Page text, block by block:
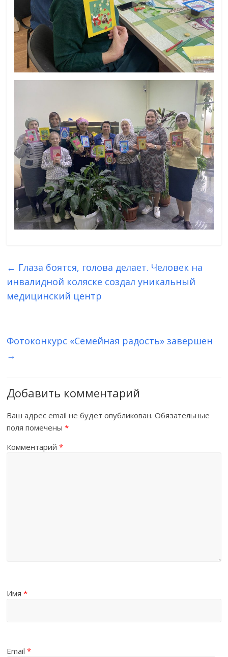
← Глаза боятся, голова делает. Человек на
инвалидной коляске создал уникальный
медицинский центр
Фотоконкурс «Семейная радость» завершен
→
Добавить комментарий
Ваш адрес email не будет опубликован. Обязательные
поля помечены*
Комментарий*
Имя*
Email*